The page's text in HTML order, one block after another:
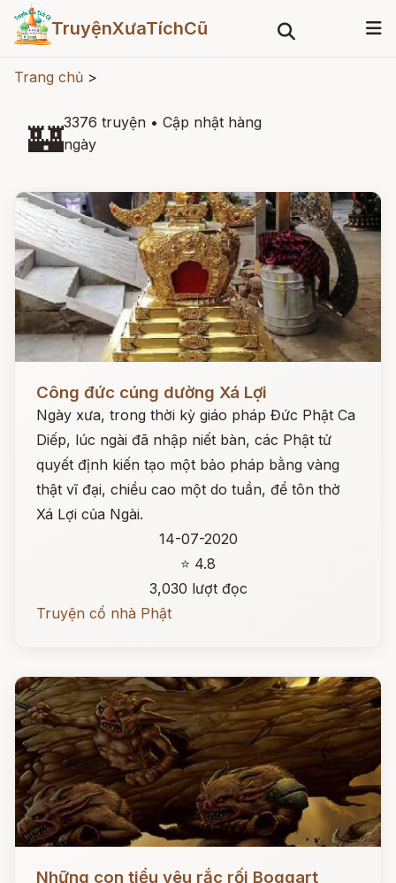
TruyệnXưaTíchCũ
Trang chủ >
🏰3376 truyện • Cập nhật hàng
ngày
Công đức cúng dường Xá Lợi
Ngày xưa, trong thời kỳ giáo pháp Đức Phật Ca
Diếp, lúc ngài đã nhập niết bàn, các Phật tử
quyết định kiến tạo một bảo pháp bằng vàng
thật vĩ đại, chiều cao một do tuần, để tôn thờ
Xá Lợi của Ngài.
14-07-2020
⭐ 4.8
3,030 lượt đọc
Truyện cổ nhà Phật
Những con tiểu yêu rắc rối Boggart